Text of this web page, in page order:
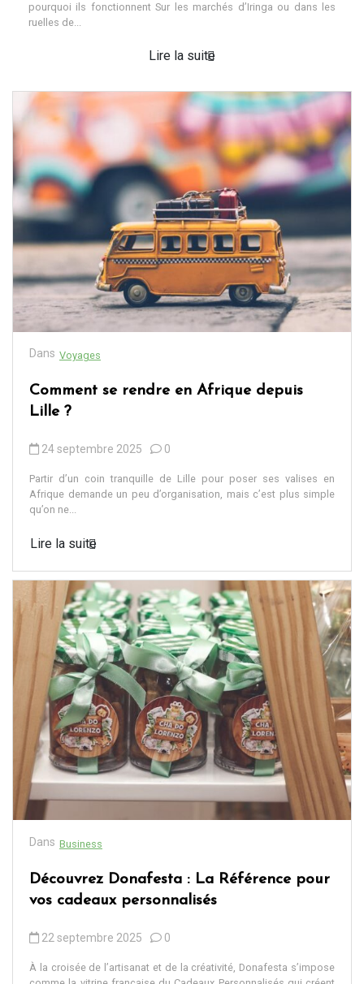
pourquoi ils fonctionnent Sur les marchés d’Iringa ou dans les
ruelles de...
Lire la suite
Dans Voyages
Comment se rendre en Afrique depuis
Lille ?
24 septembre 2025 0
Partir d’un coin tranquille de Lille pour poser ses valises en
Afrique demande un peu d’organisation, mais c’est plus simple
qu’on ne...
Lire la suite
Dans Business
Découvrez Donafesta : La Référence pour
vos cadeaux personnalisés
22 septembre 2025 0
À la croisée de l’artisanat et de la créativité, Donafesta s’impose